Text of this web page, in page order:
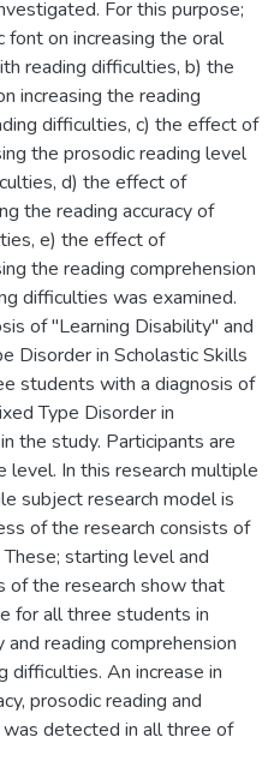
For this purpose;
on increasing the oral
reading difficulties, b) the
increasing the reading
difficulties, c) the effect of
the prosodic reading level
d) the effect of
the reading accuracy of
e) the effect of
the reading comprehension
difficulties was examined.
of "Learning Disability" and
Disorder in Scholastic Skills
students with a diagnosis of
Type Disorder in
the study. Participants are
level. In this research multiple
subject research model is
of the research consists of
starting level and
of the research show that
for all three students in
reading comprehension
An increase in
prosodic reading and
detected in all three of